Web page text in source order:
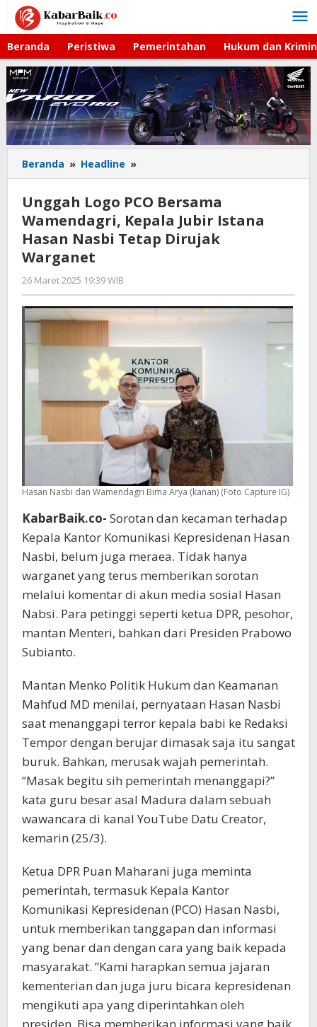
Lewati
konten
Beranda Peristiwa Pemerintahan Hukum dan
Beranda » Headline »
Logo
Bersama
Wamendagri,
Kepala
Nasbi
Tetap
Warganet
Unggah Logo PCO Bersama
Wamendagri, Kepala Jubir Istana
Hasan Nasbi Tetap Dirujak
Warganet
26 Maret 2025 19:39 WIB
Hardy
Hasan Nasbi dan Wamendagri Bima Arya (kanan) (Foto Capture IG)
KabarBaik.co- Sorotan dan kecaman terhadap
Kepala Kantor Komunikasi Kepresidenan Hasan
Nasbi, belum juga meraea. Tidak hanya
warganet yang terus memberikan sorotan
melalui komentar di akun media sosial Hasan
Nabsi. Para petinggi seperti ketua DPR, pesohor,
mantan Menteri, bahkan dari Presiden Prabowo
Subianto.
Mantan Menko Politik Hukum dan Keamanan
Mahfud MD menilai, pernyataan Hasan Nasbi
saat menanggapi terror kepala babi ke Redaksi
Tempor dengan berujar dimasak saja itu sangat
buruk. Bahkan, merusak wajah pemerintah.
‘’Masak begitu sih pemerintah menanggapi?’’
kata guru besar asal Madura dalam sebuah
wawancara di kanal YouTube Datu Creator,
kemarin (25/3).
Ketua DPR Puan Maharani juga meminta
pemerintah, termasuk Kepala Kantor
Komunikasi Kepresidenan (PCO) Hasan Nasbi,
untuk memberikan tanggapan dan informasi
yang benar dan dengan cara yang baik kepada
masyarakat. ’’Kami harapkan semua jajaran
kementerian dan juga juru bicara kepresidenan
mengikuti apa yang diperintahkan oleh
presiden. Bisa memberikan informasi yang baik,